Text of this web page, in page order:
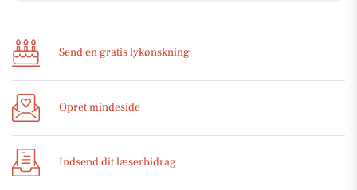
Send en gratis lykønskning
Opret mindeside
Indsend dit læserbidrag